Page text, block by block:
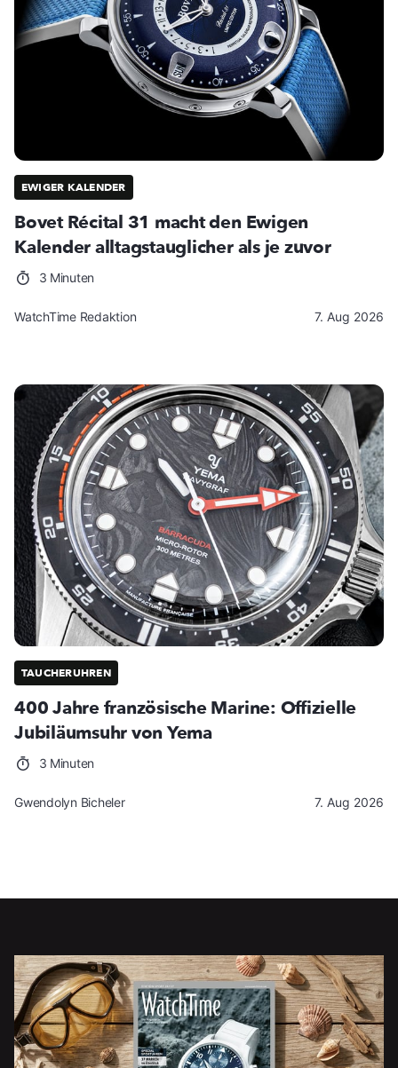
EWIGER KALENDER
Bovet Récital 31 macht den Ewigen
Kalender alltagstauglicher als je zuvor
3 Minuten
WatchTime Redaktion 7. Aug 2026
TAUCHERUHREN
400 Jahre französische Marine: Offizielle
Jubiläumsuhr von Yema
3 Minuten
Gwendolyn Bicheler 7. Aug 2026